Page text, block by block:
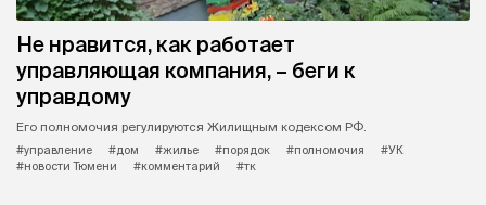
Не нравится, как работает
управляющая компания, – беги к
управдому
Его полномочия регулируются Жилищным кодексом РФ.
#управление
#дом #жилье #порядок #полномочия
#УК
#новости Тюмени
#комментарий #тк